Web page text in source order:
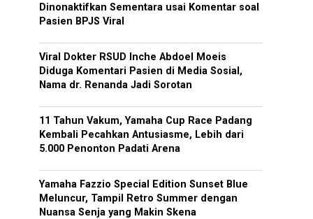
Dinonaktifkan Sementara usai Komentar soal
Pasien BPJS Viral
Viral Dokter RSUD Inche Abdoel Moeis
Diduga Komentari Pasien di Media Sosial,
Nama dr. Renanda Jadi Sorotan
11 Tahun Vakum, Yamaha Cup Race Padang
Kembali Pecahkan Antusiasme, Lebih dari
5.000 Penonton Padati Arena
Yamaha Fazzio Special Edition Sunset Blue
Meluncur, Tampil Retro Summer dengan
Nuansa Senja yang Makin Skena